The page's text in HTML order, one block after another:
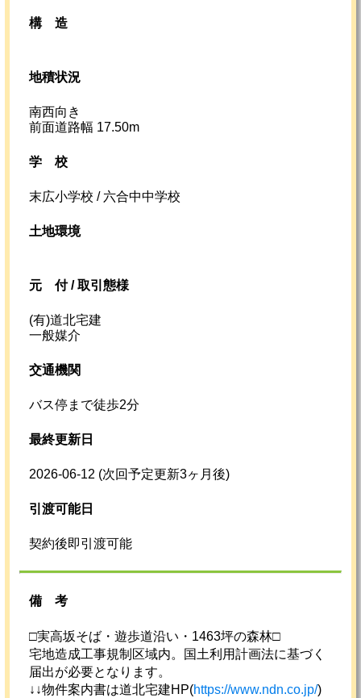
構造
地積状況
南西向き
前面道路幅 17.50m
学校
末広小学校 / 六合中中学校
土地環境
元 付 /取引態様
(有)道北宅建
一般媒介
交通機関
バス停まで徒歩2分
最終更新日
2026-06-12 (次回予定更新3ヶ月後)
引渡可能日
契約後即引渡可能
備考
□実高坂そば・遊歩道沿い・1463坪の森林□
宅地造成工事規制区域内。国土利用計画法に基づく
届出が必要となります。
↓↓物件案内書は道北宅建HP(https://www.ndn.co.jp/)